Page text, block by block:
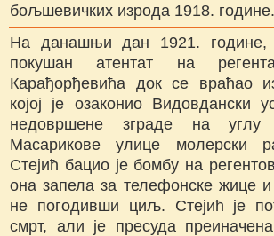
бољшевичких изрода 1918. године.
На данашњи дан 1921. године,
покушан атентат на
Карађорђевића док се враћао
којој је озаконио Видовдански
недовршене зграде на
Масарикове улице молерски
Стејић бацио је бомбу на
она запела за телефонске жице
не погодивши циљ. Стејић је
смрт, али је пресуда